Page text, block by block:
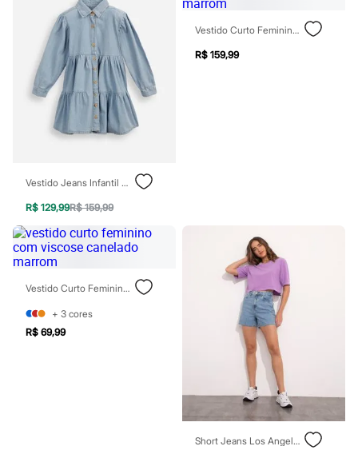
Patrulha Canina
Stitch
Beleza
Kits
Perfumes árabes
Novidades
Cabelos
Condicionador
Escovas e Pentes
Tratamento
Cuidados com o corpo
Hidratante
Protetor solar
Tratamento
Cuidados com o rosto
Esfoliante
Hidratante
Tônicos
Maquiagens
Base
Vestido Jeans Infantil Marias Manga Longa Azul
R$ 129,99R$ 159,99
Vestido Curto Feminino Com Linho E Amarração Marrom
R$ 159,99
Vestido Curto Feminino Com Viscose Canelado Marrom
+ 3 cores
R$ 69,99
Short Jeans Los Angeles Cintura Alta Mindset Azul Claro